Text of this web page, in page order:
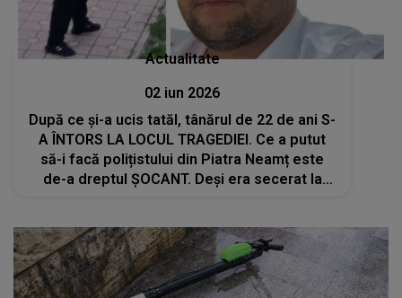
Actualitate
02 iun 2026
După ce și-a ucis tatăl, tânărul de 22 de ani S-
A ÎNTORS LA LOCUL TRAGEDIEI. Ce a putut
să-i facă polițistului din Piatra Neamț este
de-a dreptul ȘOCANT. Deși era secerat la